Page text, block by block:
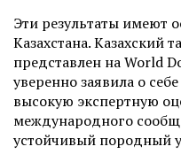
Эти результаты имеют
Казахстана. Казахский
представлен на World
уверенно заявила о
высокую экспертную
международного
устойчивый породный